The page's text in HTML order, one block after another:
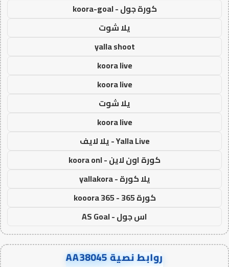
كورة جول - koora-goal
يلا شوت
yalla shoot
koora live
koora live
يلا شوت
koora live
Yalla Live - يلا لايف
كورة اون لاين - koora onl
يلا كورة - yallakora
كورة 365 - kooora 365
اس جول - AS Goal
روابط نصية AA38045